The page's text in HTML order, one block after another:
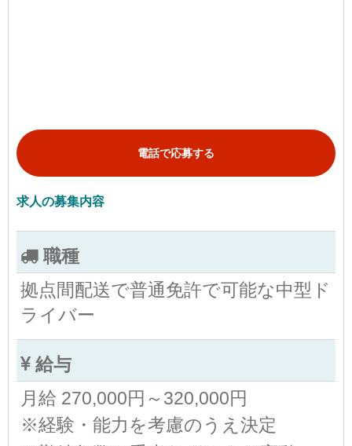
電話で応募する
求人の募集内容
職種
拠点間配送で普通免許で可能な中型ド
ライバー
給与
月給 270,000円～320,000円
※経験・能力を考慮のうえ決定